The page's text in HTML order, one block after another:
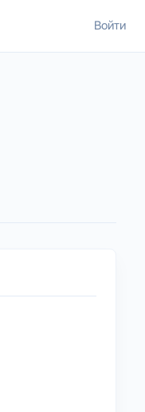
Войти